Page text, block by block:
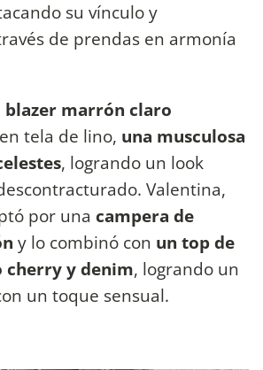
su vínculo y
de prendas en armonía
blazer marrón claro
tela de lino, una musculosa
, logrando un look
Valentina,
por una campera de
y lo combinó con un top de
cherry y denim, logrando un
un toque sensual.